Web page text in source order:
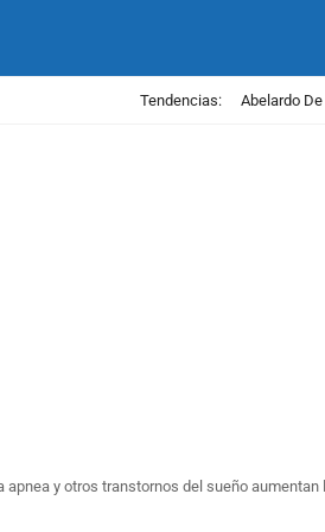
Tendencias: Abelardo
apnea y otros transtornos del sueño